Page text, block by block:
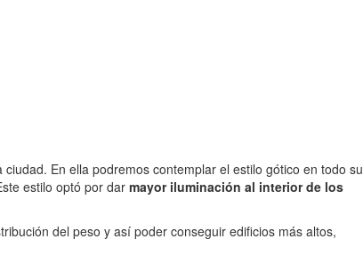
En ella podremos contemplar el estilo gótico en todo su
estilo optó por dar mayor iluminación al interior de los
del peso y así poder conseguir edificios más altos,